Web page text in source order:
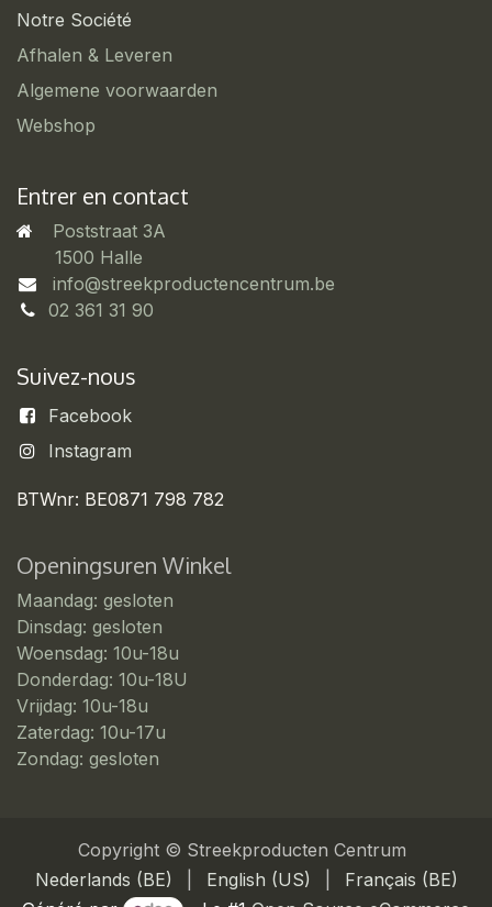
Notre Société
Afhalen & Leveren
Algemene voorwaarden
Webshop
Entrer en contact
Poststraat 3A
​1500 Halle
info@streekproductencentrum.be
02 361 31 90
Suivez-nous
Facebook
Instagram
BTWnr: BE0871 798 782
Openingsuren Winkel
Maandag: gesloten
Dinsdag: gesloten
Woensdag: 10u-18u
Donderdag: 10u-18U
Vrijdag: 10u-18u
Zaterdag: 10u-17u
Zondag: gesloten
Copyright © Streekproducten Centrum
Nederlands (BE)
English (US)
Français (BE)